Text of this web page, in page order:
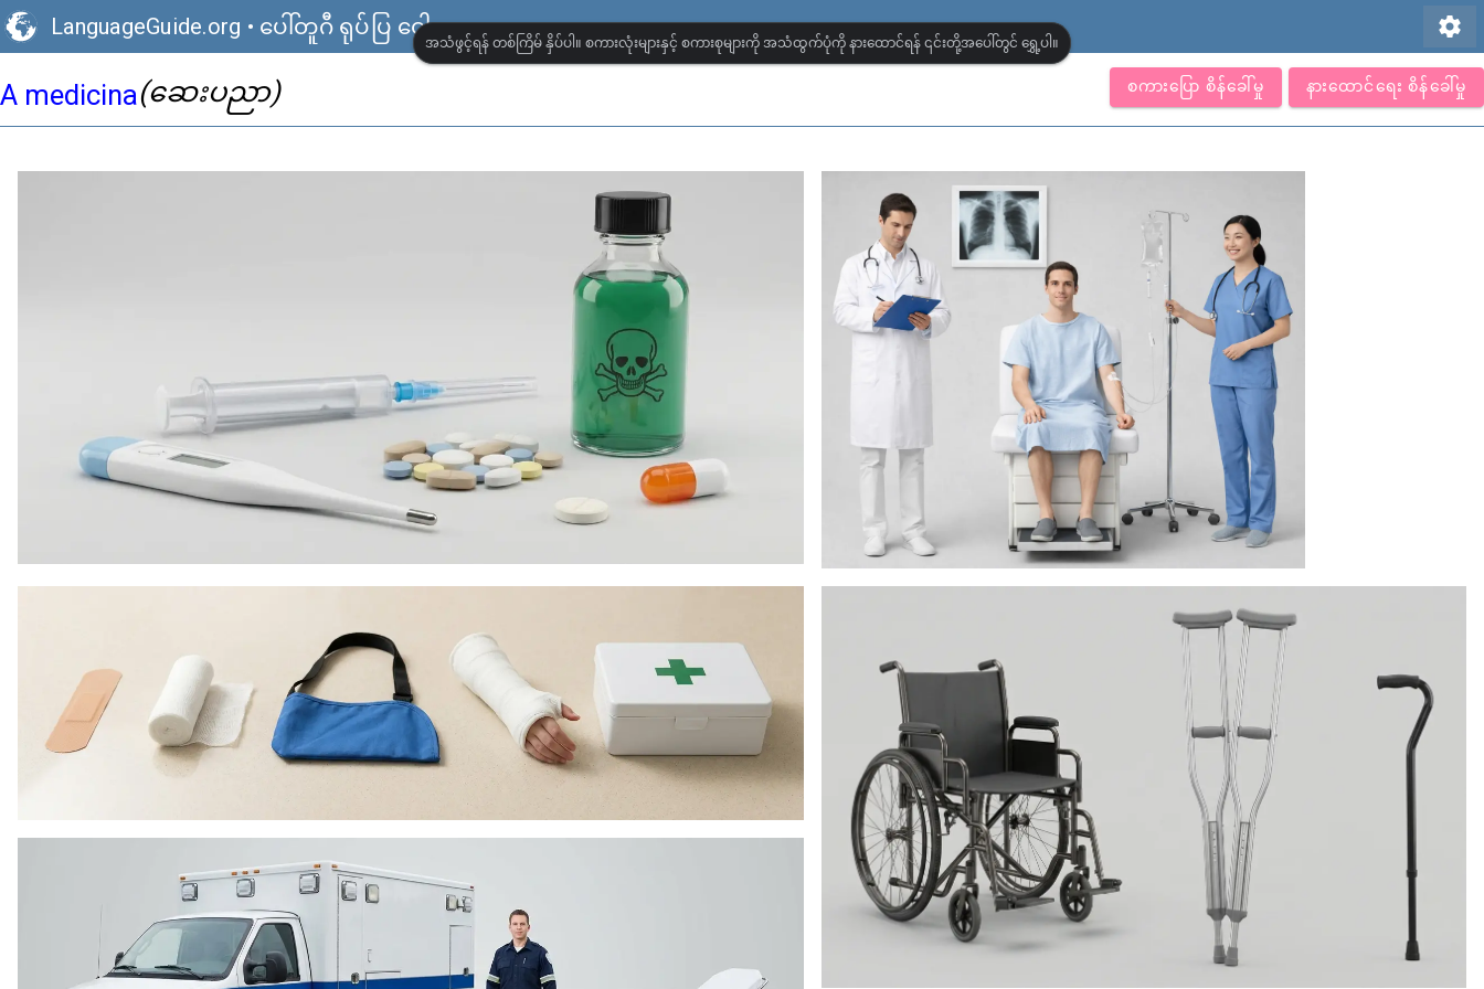
LanguageGuide.org • ပေါ်တူဂီ ရုပ်ပြ ဝေါဟာရ settings
A medicina(ဆေးပညာ) စကားပြော စိန်ခေါ်မှု နားထောင်ရေး စိန်ခေါ်မှု
အသံဖွင့်ရန် တစ်ကြိမ် နှိပ်ပါ။ စကားလုံးများနှင့် စကားစုများကို အသံထွက်ပုံကို နားထောင်ရန် ၎င်းတို့အပေါ်တွင် ရွှေ့ပါ။